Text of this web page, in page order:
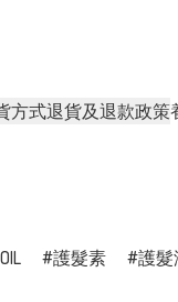
方式退貨及退款政策
護髮素 護髮